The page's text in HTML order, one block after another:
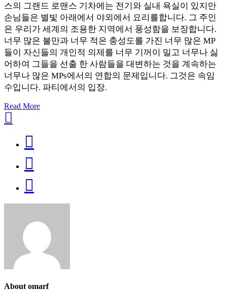
스의 그랜드 로맨스 기차에는 전기와 실내 욕실이 있지만
손님들은 별빛 아래에서 야외에서 요리를합니다. 그 주인
은 우리가 세계의 조용한 지역에서 풍성함을 보장합니다.
너무 많은 불만과 너무 적은 충성도를 가진 너무 많은 MP
들이 자신들의 개인적 의제를 너무 기꺼이 밀고 너무나 싫
어하여 그들을 선출 한 사람들을 대변하는 것을 계속하는
너무나 많은 MPs에서의 연합의 문제입니다. 그것은 속임
수입니다. 파티에서의 입장.
Read More
About omarf